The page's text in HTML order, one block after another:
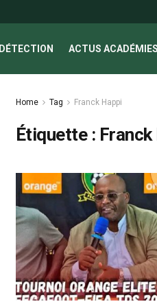
DÉTECTION ACTUS ACADÉMIES
Home Tag Franck Happi
Étiquette :